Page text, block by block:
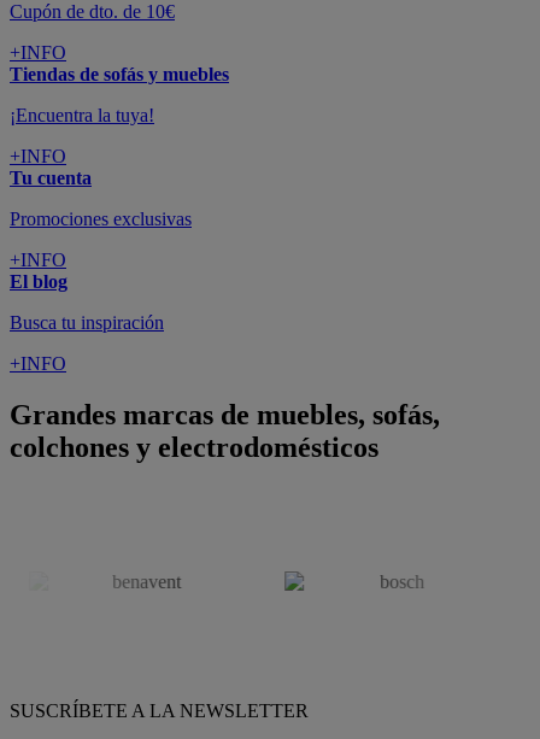
Cupón de dto. de 10€
+INFO
Tiendas de sofás y muebles
¡Encuentra la tuya!
+INFO
Tu cuenta
Promociones exclusivas
+INFO
El blog
Busca tu inspiración
+INFO
Grandes marcas de muebles, sofás,
colchones y electrodomésticos
SUSCRÍBETE A LA NEWSLETTER